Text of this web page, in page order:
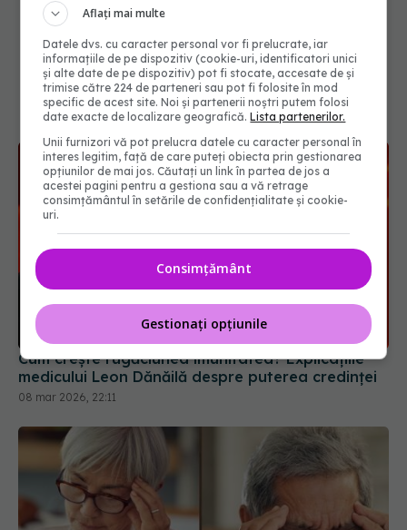
Cum crește rugăciunea imunitatea? Explicațiile
medicului Leon Dănăilă despre puterea credinței
08 mar 2026, 22:11
Aflați mai multe
Datele dvs. cu caracter personal vor fi prelucrate, iar
informațiile de pe dispozitiv (cookie-uri, identificatori unici
și alte date de pe dispozitiv) pot fi stocate, accesate de și
trimise către 224 de parteneri sau pot fi folosite în mod
specific de acest site. Noi și partenerii noștri putem folosi
date exacte de localizare geografică.Lista partenerilor.
Unii furnizori vă pot prelucra datele cu caracter personal în
interes legitim, față de care puteți obiecta prin gestionarea
opțiunilor de mai jos. Căutați un link în partea de jos a
acestei pagini pentru a gestiona sau a vă retrage
consimțământul în setările de confidențialitate și cookie-
uri.
Consimțământ
Gestionați opțiunile